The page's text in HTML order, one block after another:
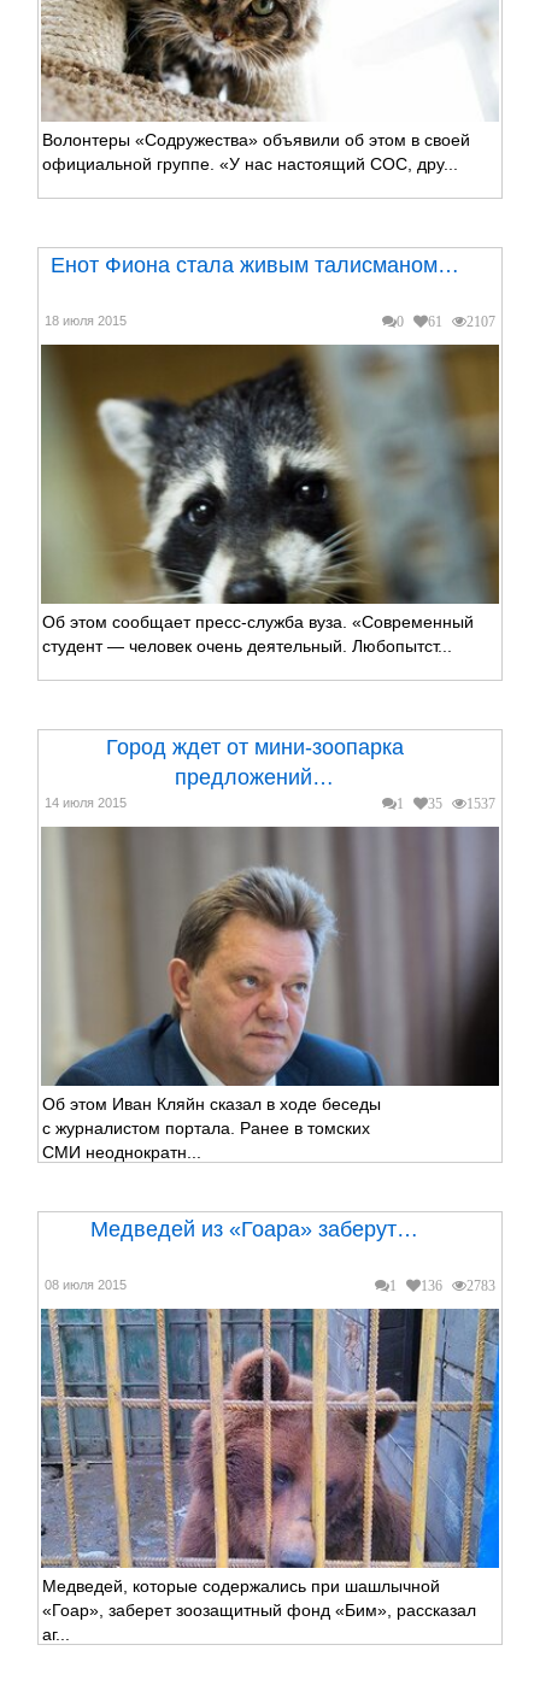
Волонтеры «Содружества» объявили об этом в своей
официальной группе. «У нас настоящий СОС, дру...
Енот Фиона стала живым талисманом…
0 61 2107
18 июля 2015
Об этом сообщает пресс-служба вуза. «Современный
студент — человек очень деятельный. Любопытст...
Город ждет от мини-зоопарка
предложений…
1 35 1537
14 июля 2015
Об этом Иван Кляйн сказал в ходе беседы
с журналистом портала. Ранее в томских
СМИ неоднократн...
Медведей из «Гоара» заберут…
1 136 2783
08 июля 2015
Медведей, которые содержались при шашлычной
«Гоар», заберет зоозащитный фонд «Бим», рассказал
аг...